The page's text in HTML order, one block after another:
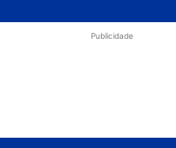
Publicidade